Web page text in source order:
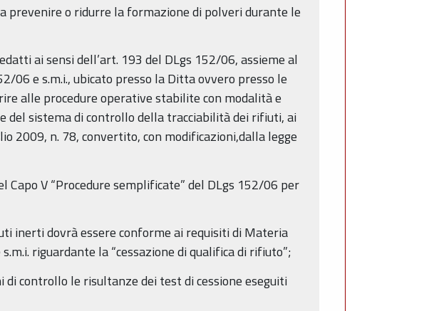
prevenire o ridurre la formazione di polveri durante le
ai sensi dell’art. 193 del DLgs 152/06, assieme al
06 e s.m.i., ubicato presso la Ditta ovvero presso le
alle procedure operative stabilite con modalità e
del sistema di controllo della tracciabilità dei rifiuti, ai
2009, n. 78, convertito, con modificazioni,dalla legge
V “Procedure semplificate” del DLgs 152/06 per
inerti dovrà essere conforme ai requisiti di Materia
riguardante la “cessazione di qualifica di rifiuto”;
controllo le risultanze dei test di cessione eseguiti